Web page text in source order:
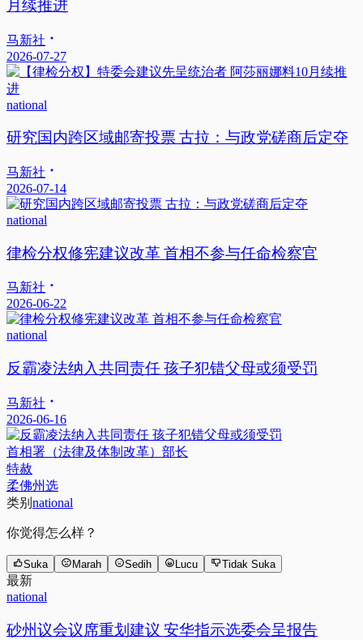
月续推进
马新社
2026-07-27
national
研究国内跨区域邮寄投票 古拉：与政党磋商后定夺
马新社
2026-07-14
national
律检分权修宪建议改革 首相不参与任命检察官
马新社
2026-06-22
national
反霸凌法纳入共同责任 孩子犯错父母或须受罚
马新社
2026-06-16
首相署（法律及体制改革）部长
特赦
柔佛州选
类别 national
你觉得怎么样？
Suka Marah Sedih Lucu Tidak Suka
最新
national
砂州议会议席重划建议 安华指示选委会呈报告